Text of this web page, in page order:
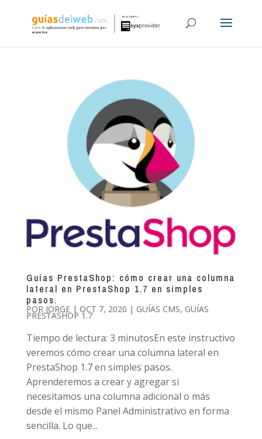
Guías PrestaShop: cómo crear una columna
lateral en PrestaShop 1.7 en simples
pasos.
POR JORGE| OCT 7, 2020 | GUÍAS CMS, GUÍAS
PRESTASHOP 1.7
Tiempo de lectura: 3 minutosEn este instructivo
veremos cómo crear una columna lateral en
PrestaShop 1.7 en simples pasos.
Aprenderemos a crear y agregar si
necesitamos una columna adicional o más
desde el mismo Panel Administrativo en forma
sencilla. Lo que...